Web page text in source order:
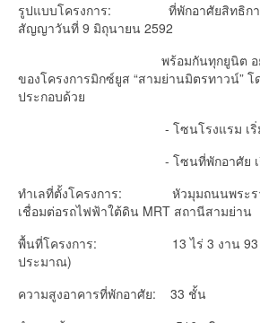
รูปแบบโครงการ: ที่พักอาศัยสิทธิการ
สัญญาวันที่ 9 มิถุนายน 2592
พร้อมกันทุกยูนิต อยู่ในอา
ของโครงการมิกซ์ยูส “สามย่านมิตรทาวน์”
ประกอบด้วย
- โซนโรงแรม เริ่มต้นชั้
- โซนที่พักอาศัย เริ่มต้น
ทำเลที่ตั้งโครงการ: หัวมุมถนนพระร
เชื่อมต่อรถไฟฟ้าใต้ดิน MRT สถานีสามย่าน
พื้นที่โครงการ: 13 ไร่ 3 งาน 93 ต
ประมาณ)
ความสูงอาคารที่พักอาศัย: 33 ชั้น